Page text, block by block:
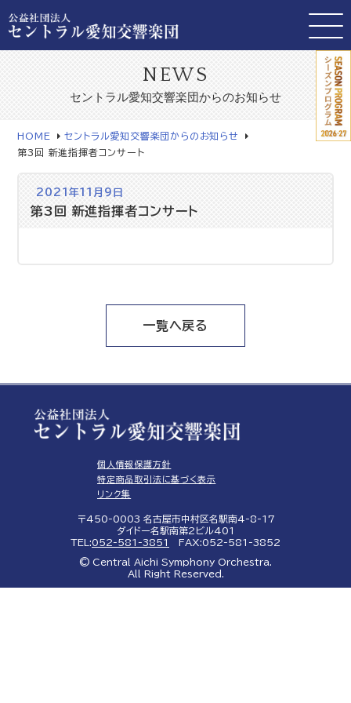
NEWS
セントラル愛知交響楽団からのお知らせ
HOME
セントラル愛知交響楽団からのお知らせ
第3回 新進指揮者コンサート
2021年11月9日
第3回 新進指揮者コンサート
一覧へ戻る
個人情報保護方針
特定商品取引法に基づく表示
リンク集
〒450-0003 名古屋市中村区名駅南4-8-17
ダイドー名駅南第2ビル401
TEL:052-581-3851 FAX:052-581-3852
© Central Aichi Symphony Orchestra.
All Right Reserved.